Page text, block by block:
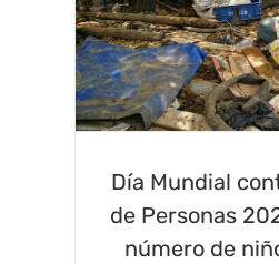
Día Mundial
de Personas
número de